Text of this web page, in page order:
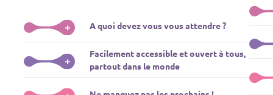
+ A quoi devez vous vous attendre ?
Plongez-vous dans un monde de l’éducation que nous
apportons des experts de renom comme L. Pasqualucci,
+
Facilement accessible et ouvert à tous,
partout dans le monde
Le
dans
Le